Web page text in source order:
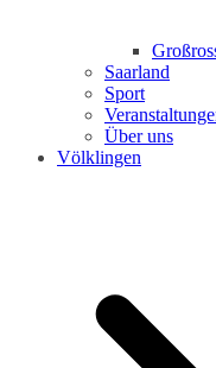
Saarland
Sport
Über uns
Völklingen